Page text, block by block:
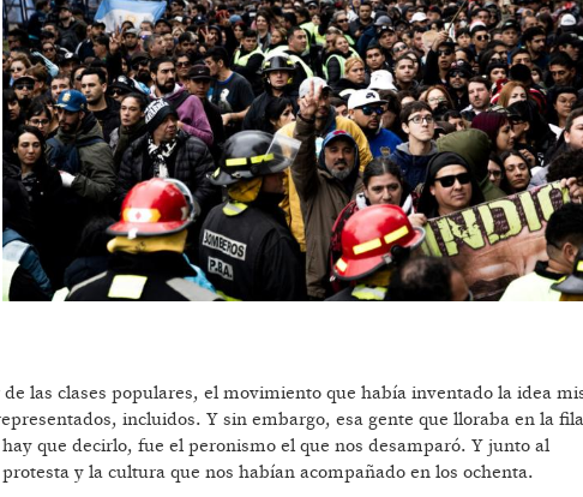
las clases populares, el movimiento que había inventado la idea
incluidos. Y sin embargo, esa gente que lloraba en la
que decirlo, fue el peronismo el que nos desamparó. Y junto al
y la cultura que nos habían acompañado en los ochenta.